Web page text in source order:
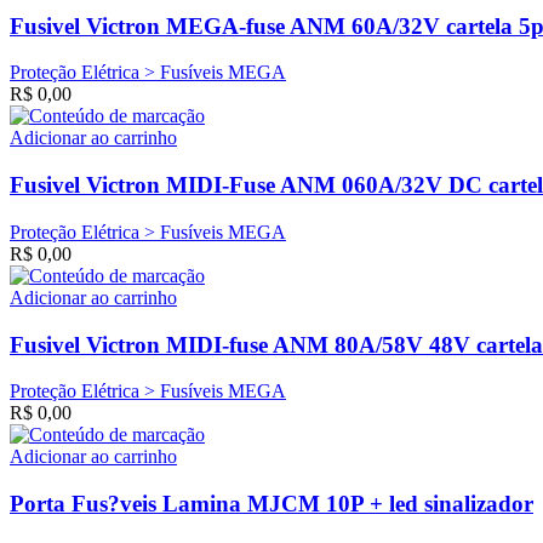
Fusivel Victron MEGA-fuse ANM 60A/32V cartela
Proteção Elétrica > Fusíveis MEGA
R$ 0,00
Adicionar ao carrinho
Fusivel Victron MIDI-Fuse ANM 060A/32V DC
Proteção Elétrica > Fusíveis MEGA
R$ 0,00
Adicionar ao carrinho
Fusivel Victron MIDI-fuse ANM 80A/58V 48V
Proteção Elétrica > Fusíveis MEGA
R$ 0,00
Adicionar ao carrinho
Porta Fus?veis Lamina MJCM 10P + led sinalizador